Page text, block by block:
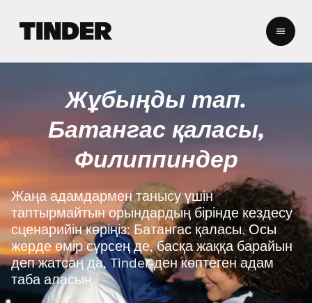
e
r
o
e
Жұбыңды тап.
Батангас қаласы,
Филиппиндер
Жаңа адамдармен танысу үшін
таптырмайтын орындардың бірінде кездесу
сценарийін көріңіз: Батангас қаласы. Осы
жерде өмір сүрсең де, басқа жаққа барайын
деп жатсаң да, Tinder-ден көптеген адам
таба аласың.